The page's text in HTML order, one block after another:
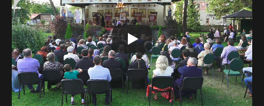
„Tipăriturile bisericești – punte între trecut, prezent și
viitor”.
Conferința susținută de părintele Constantin Necula,
intitulată „Cartea scrisă – remediul duhovnicesc al
însingurării culturale”, și recitalul de muzică veche susținut
de părintele arhidiacon Ieremia Sărmaș.